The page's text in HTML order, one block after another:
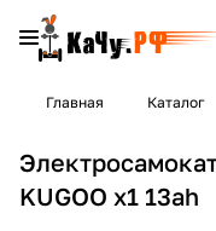
Главная Каталог
KUGOO x1 13ah